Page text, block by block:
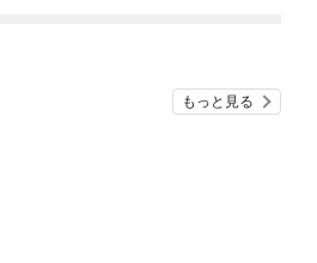
もっと見る